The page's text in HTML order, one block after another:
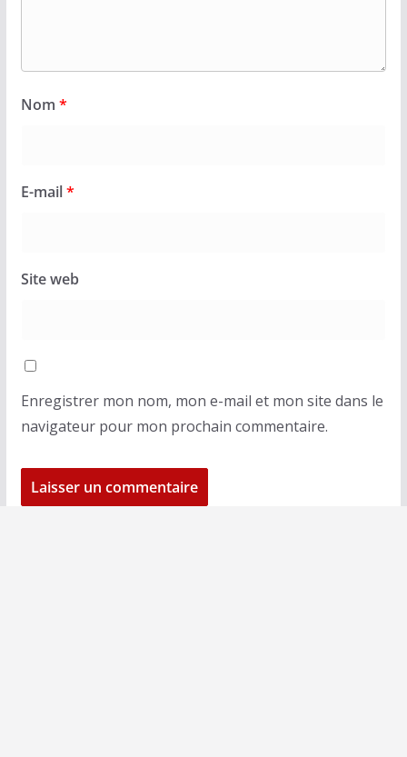
Nom *
E-mail*
Site web
Enregistrer mon nom, mon e-mail et mon site dans le
navigateur pour mon prochain commentaire.